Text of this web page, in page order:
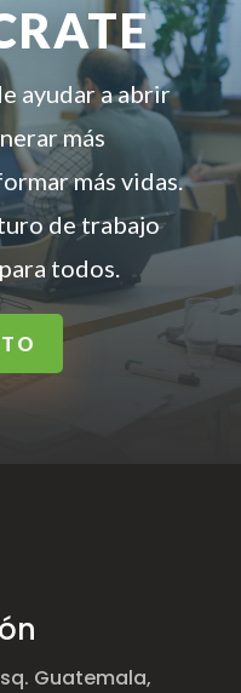
ayudar a abrir
más
más vidas.
de trabajo
todos.
Guatemala,